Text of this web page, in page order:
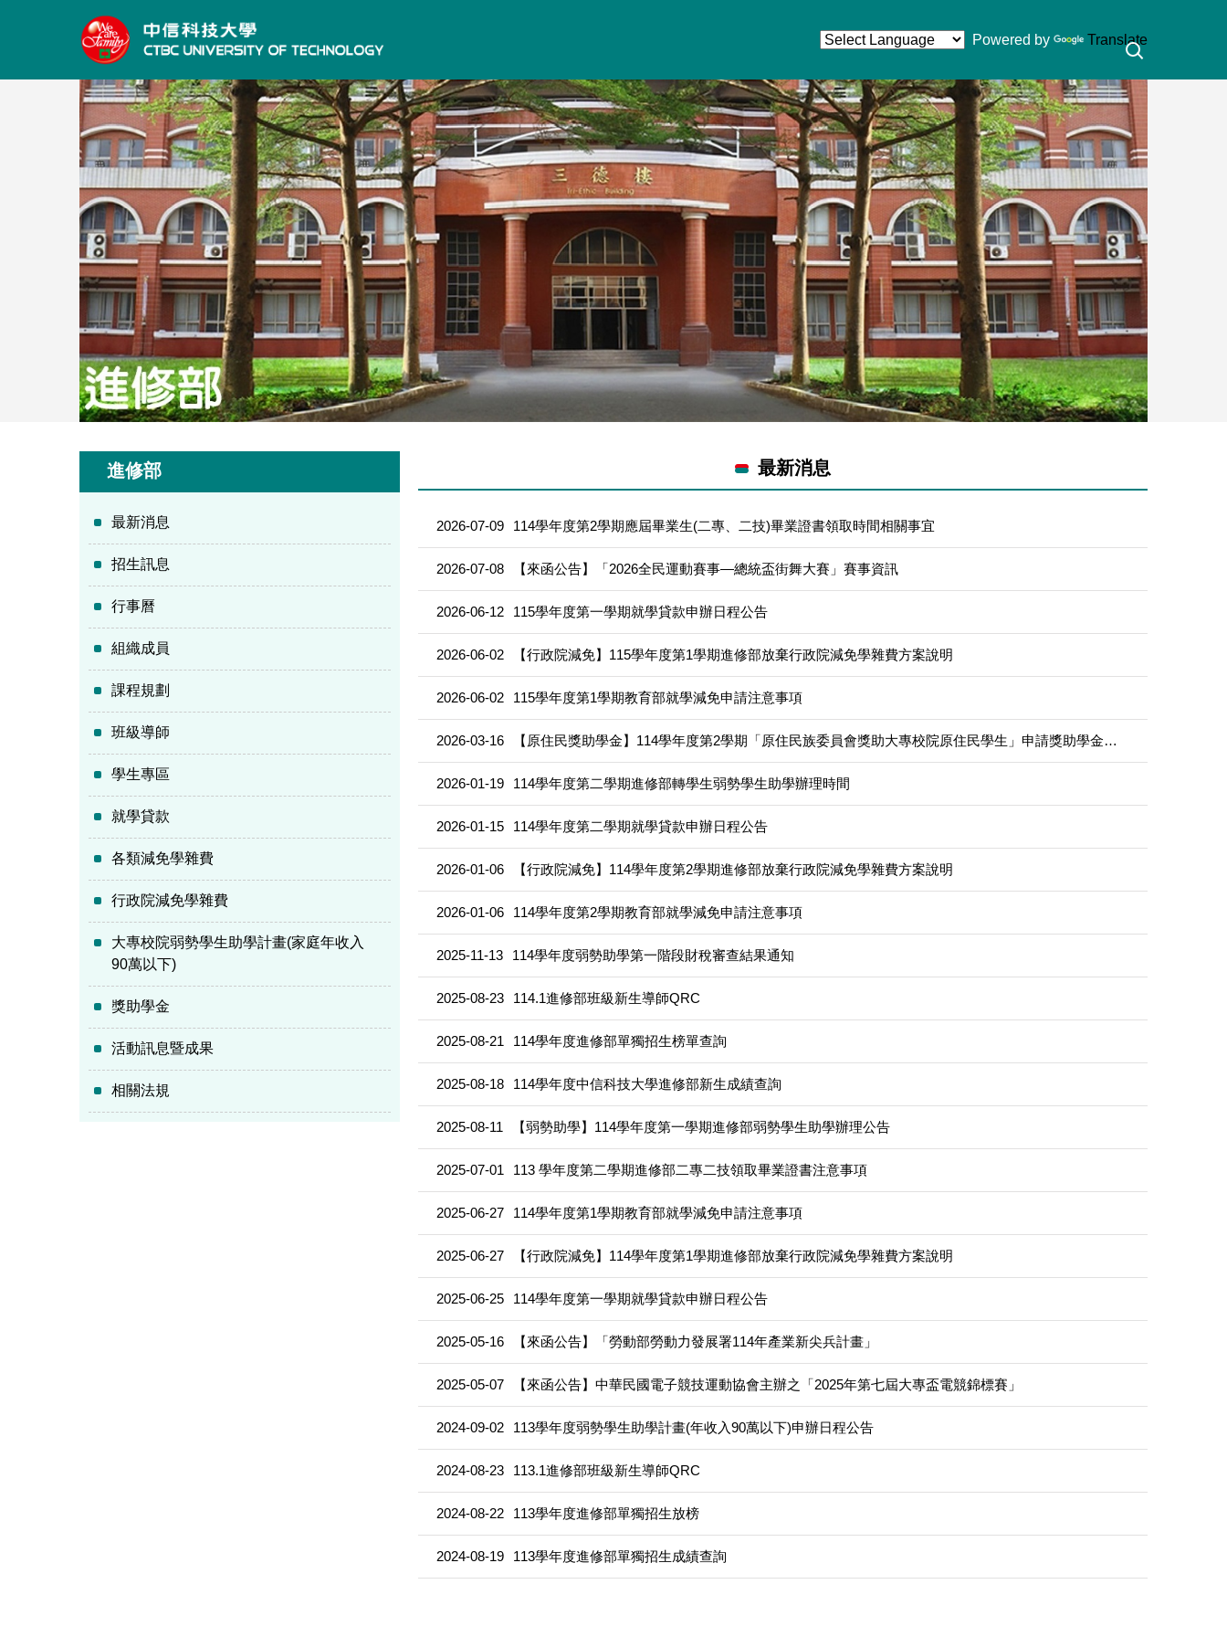
要
Powered by Translate
進修部
最新消息
招生訊息
行事曆
組織成員
課程規劃
班級導師
學生專區
就學貸款
各類減免學雜費
行政院減免學雜費
大專校院弱勢學生助學計畫(家庭年收入
90萬以下)
獎助學金
活動訊息暨成果
相關法規
最新消息
2026-07-09 114學年度第2學期應屆畢業生(二專、二技)畢業證書領取時間相關事宜
2026-07-08 【來函公告】「2026全民運動賽事—總統盃街舞大賽」賽事資訊
2026-06-12 115學年度第一學期就學貸款申辦日程公告
2026-06-02 【行政院減免】115學年度第1學期進修部放棄行政院減免學雜費方案說明
2026-06-02 115學年度第1學期教育部就學減免申請注意事項
2026-03-16 【原住民獎助學金】114學年度第2學期「原住民族委員會獎助大專校院原住民學生」申請獎助學金相關事宜
2026-01-19 114學年度第二學期進修部轉學生弱勢學生助學辦理時間
2026-01-15 114學年度第二學期就學貸款申辦日程公告
2026-01-06 【行政院減免】114學年度第2學期進修部放棄行政院減免學雜費方案說明
2026-01-06 114學年度第2學期教育部就學減免申請注意事項
2025-11-13 114學年度弱勢助學第一階段財稅審查結果通知
2025-08-23 114.1進修部班級新生導師QRC
2025-08-21 114學年度進修部單獨招生榜單查詢
2025-08-18 114學年度中信科技大學進修部新生成績查詢
2025-08-11 【弱勢助學】114學年度第一學期進修部弱勢學生助學辦理公告
2025-07-01 113 學年度第二學期進修部二專二技領取畢業證書注意事項
2025-06-27 114學年度第1學期教育部就學減免申請注意事項
2025-06-27 【行政院減免】114學年度第1學期進修部放棄行政院減免學雜費方案說明
2025-06-25 114學年度第一學期就學貸款申辦日程公告
2025-05-16 【來函公告】「勞動部勞動力發展署114年產業新尖兵計畫」
2025-05-07 【來函公告】中華民國電子競技運動協會主辦之「2025年第七屆大專盃電競錦標賽」
2024-09-02 113學年度弱勢學生助學計畫(年收入90萬以下)申辦日程公告
2024-08-23 113.1進修部班級新生導師QRC
2024-08-22 113學年度進修部單獨招生放榜
2024-08-19 113學年度進修部單獨招生成績查詢